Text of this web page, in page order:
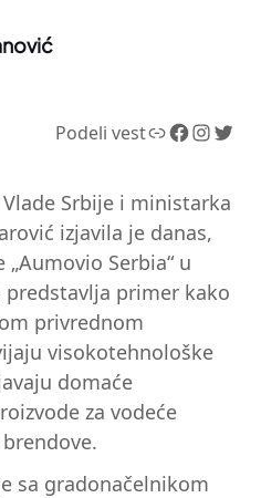
Podeli vestLink Facebook InstagramTwitter
Srbije i ministarka
izjavila je danas,
Serbia“ u
primer kako
privrednom
visokotehnološke
domaće
za vodeće
sa gradonačelnikom